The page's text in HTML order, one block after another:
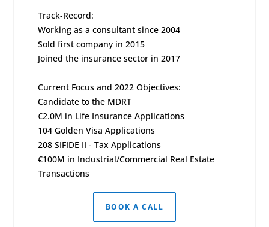
Track-Record:
Working as a consultant since 2004
Sold first company in 2015
Joined the insurance sector in 2017
Current Focus and 2022 Objectives:
Candidate to the MDRT
€2.0M in Life Insurance Applications
104 Golden Visa Applications
208 SIFIDE II - Tax Applications
€100M in Industrial/Commercial Real Estate
Transactions
BOOK A CALL